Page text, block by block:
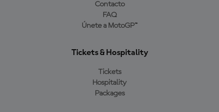
Contacto
FAQ
Únete a MotoGP™
Tickets & Hospitality
Tickets
Hospitality
Packages